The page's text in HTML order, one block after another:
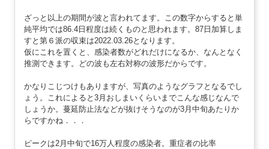
ざっと以上の期間が波と言われてます。この数字からすると単
純平均では86.4日程度は続くものと思われます。87日加算しま
すと第６派の収束は2022.03.26となります。
仮にこれを置くと、感染者数がどれだけになるか、なんとなく
推測できます。どの波も左右対称の波形だからです。
かなりこじつけもありますが、写真のようなグラフとなるでし
ょう。これによると3月おしまいくらいまでこんな感じなんで
しょうか。蔓延防止法などが抜けそうなのが3月中旬あたりか
らですかね．．．
ピークは2月中旬で16万人程度の感染者。重症者の比率